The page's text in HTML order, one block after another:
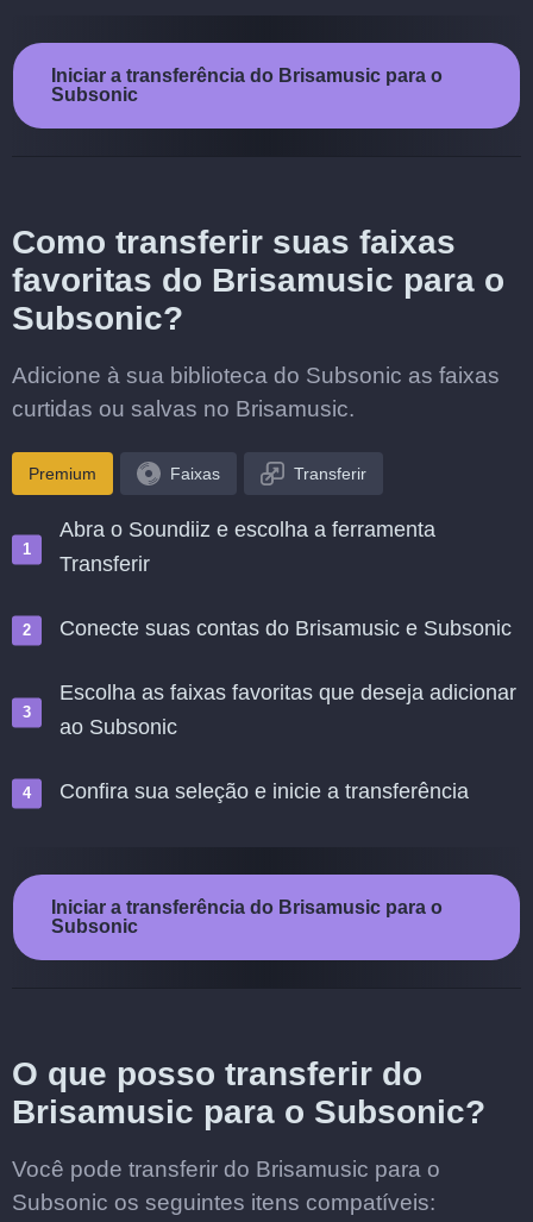
Iniciar a transferência do Brisamusic para o
Subsonic
Como transferir suas faixas
favoritas do Brisamusic para o
Subsonic?
Adicione à sua biblioteca do Subsonic as faixas
curtidas ou salvas no Brisamusic.
Premium Faixas Transferir
Abra o Soundiiz e escolha a ferramenta
Transferir
Conecte suas contas do Brisamusic e Subsonic
Escolha as faixas favoritas que deseja adicionar
ao Subsonic
Confira sua seleção e inicie a transferência
Iniciar a transferência do Brisamusic para o
Subsonic
O que posso transferir do
Brisamusic para o Subsonic?
Você pode transferir do Brisamusic para o
Subsonic os seguintes itens compatíveis: